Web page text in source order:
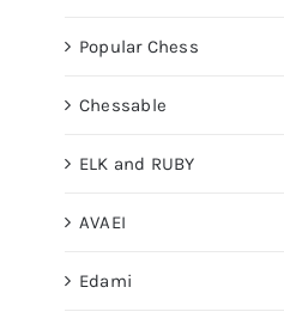
Popular Chess
Chessable
ELK and RUBY
AVAEI
Edami